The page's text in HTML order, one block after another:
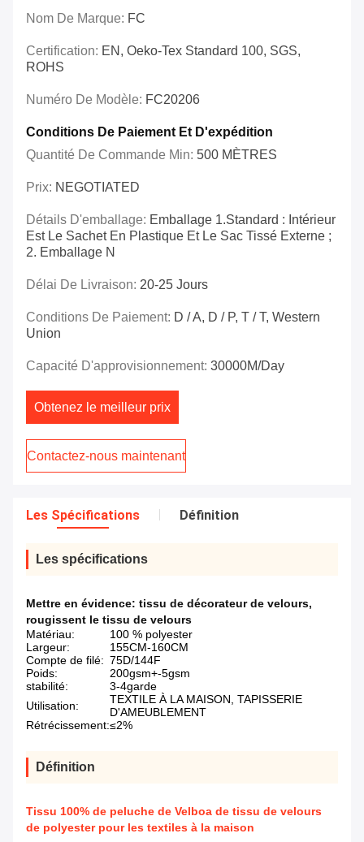
Nom De Marque: FC
Certification: EN, Oeko-Tex Standard 100, SGS,
ROHS
Numéro De Modèle: FC20206
Conditions De Paiement Et D'expédition
Quantité De Commande Min: 500 MÈTRES
Prix: NEGOTIATED
Détails D'emballage: Emballage 1.Standard : Intérieur
Est Le Sachet En Plastique Et Le Sac Tissé Externe ;
2. Emballage N
Délai De Livraison: 20-25 Jours
Conditions De Paiement: D / A, D / P, T / T, Western
Union
Capacité D'approvisionnement: 30000M/day
Obtenez le meilleur prix
Contactez-nous maintenant
Les Spécifications Définition
Les spécifications
Mettre en évidence: tissu de décorateur de velours,
rougissent le tissu de velours
Matériau:
100 % polyester
Largeur:
155CM-160CM
Compte de filé: 75D/144F
Poids:
200gsm+-5gsm
stabilité:
3-4garde
Utilisation:
TEXTILE À LA MAISON, TAPISSERIE
D'AMEUBLEMENT
Rétrécissement:≤2%
Définition
Tissu 100% de peluche de Velboa de tissu de velours
de polyester pour les textiles à la maison